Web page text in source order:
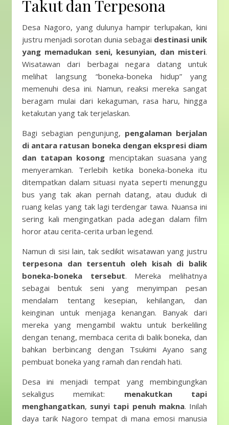
Takut dan Terpesona
Desa Nagoro, yang dulunya hampir terlupakan, kini
justru menjadi sorotan dunia sebagai destinasi unik
yang memadukan seni, kesunyian, dan misteri.
Wisatawan dari berbagai negara datang untuk
melihat langsung “boneka-boneka hidup” yang
memenuhi desa ini. Namun, reaksi mereka sangat
beragam mulai dari kekaguman, rasa haru, hingga
ketakutan yang tak terjelaskan.
Bagi sebagian pengunjung, pengalaman berjalan
di antara ratusan boneka dengan ekspresi diam
dan tatapan kosong menciptakan suasana yang
menyeramkan. Terlebih ketika boneka-boneka itu
ditempatkan dalam situasi nyata seperti menunggu
bus yang tak akan pernah datang, atau duduk di
ruang kelas yang tak lagi terdengar tawa. Nuansa ini
sering kali mengingatkan pada adegan dalam film
horor atau cerita-cerita urban legend.
Namun di sisi lain, tak sedikit wisatawan yang justru
terpesona dan tersentuh oleh kisah di balik
boneka-boneka tersebut. Mereka melihatnya
sebagai bentuk seni yang menyimpan pesan
mendalam tentang kesepian, kehilangan, dan
keinginan untuk menjaga kenangan. Banyak dari
mereka yang mengambil waktu untuk berkeliling
dengan tenang, membaca cerita di balik boneka, dan
bahkan berbincang dengan Tsukimi Ayano sang
pembuat boneka yang ramah dan rendah hati.
Desa ini menjadi tempat yang membingungkan
sekaligus memikat: menakutkan tapi
menghangatkan, sunyi tapi penuh makna. Inilah
daya tarik Nagoro tempat di mana emosi manusia